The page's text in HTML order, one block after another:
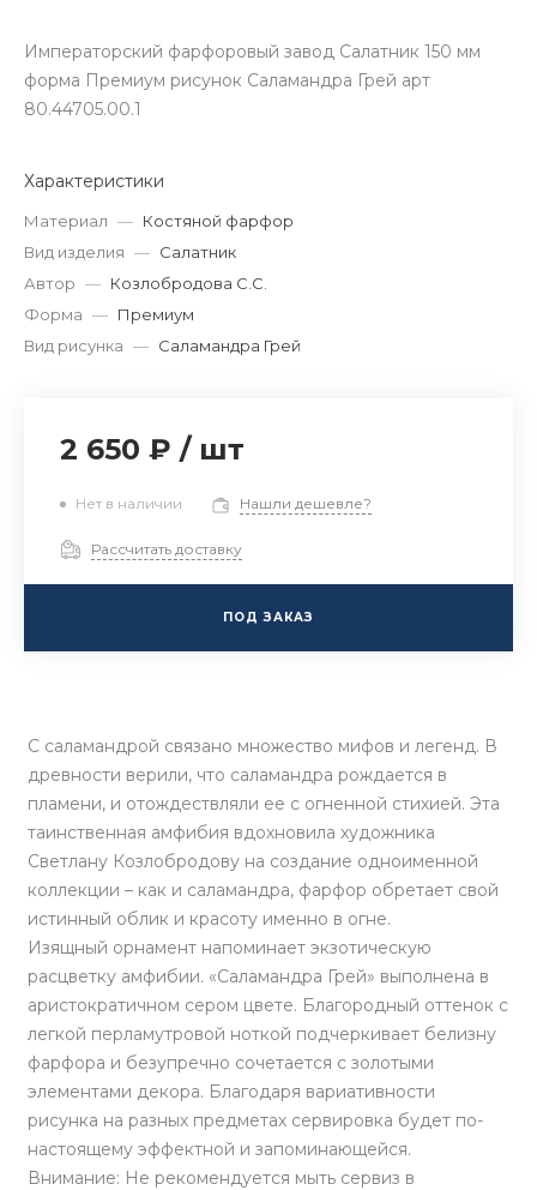
Императорский фарфоровый завод Салатник 150 мм
форма Премиум рисунок Саламандра Грей арт
80.44705.00.1
Характеристики
Материал — Костяной фарфор
Вид изделия — Салатник
Автор — Козлобродова С.С.
Форма — Премиум
Вид рисунка — Саламандра Грей
2 650 ₽ / шт
Нет в наличии Нашли дешевле?
Рассчитать доставку
ПОД ЗАКАЗ
С саламандрой связано множество мифов и легенд. В
древности верили, что саламандра рождается в
пламени, и отождествляли ее с огненной стихией. Эта
таинственная амфибия вдохновила художника
Светлану Козлобродову на создание одноименной
коллекции – как и саламандра, фарфор обретает свой
истинный облик и красоту именно в огне.
Изящный орнамент напоминает экзотическую
расцветку амфибии. «Саламандра Грей» выполнена в
аристократичном сером цвете. Благородный оттенок с
легкой перламутровой ноткой подчеркивает белизну
фарфора и безупречно сочетается с золотыми
элементами декора. Благодаря вариативности
рисунка на разных предметах сервировка будет по-
настоящему эффектной и запоминающейся.
Внимание: Не рекомендуется мыть сервиз в